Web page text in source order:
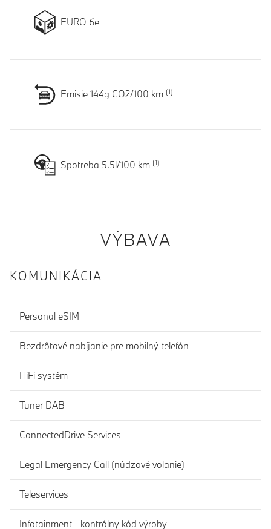
EURO 6e
Emisie 144g CO2/100 km
Spotreba 5.5l/100 km
VÝBAVA
KOMUNIKÁCIA
Personal eSIM
Bezdrôtové nabíjanie pre mobilný telefón
HiFi systém
Tuner DAB
ConnectedDrive Services
Legal Emergency Call (núdzové volanie)
Teleservices
Infotainment - kontrólny kód výroby